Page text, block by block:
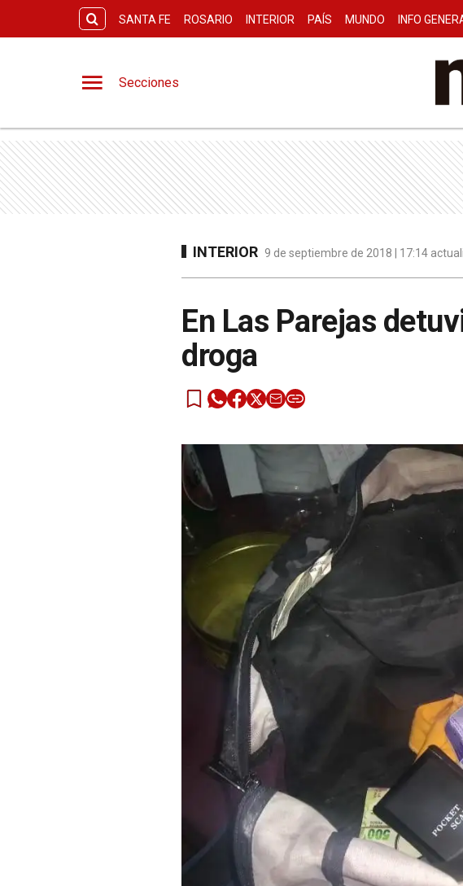
SANTA FE ROSARIO INTERIOR PAÍS MUNDO INFO
Secciones
INTERIOR 9 de septiembre de 2018 | 17:14
En Las Parejas
droga